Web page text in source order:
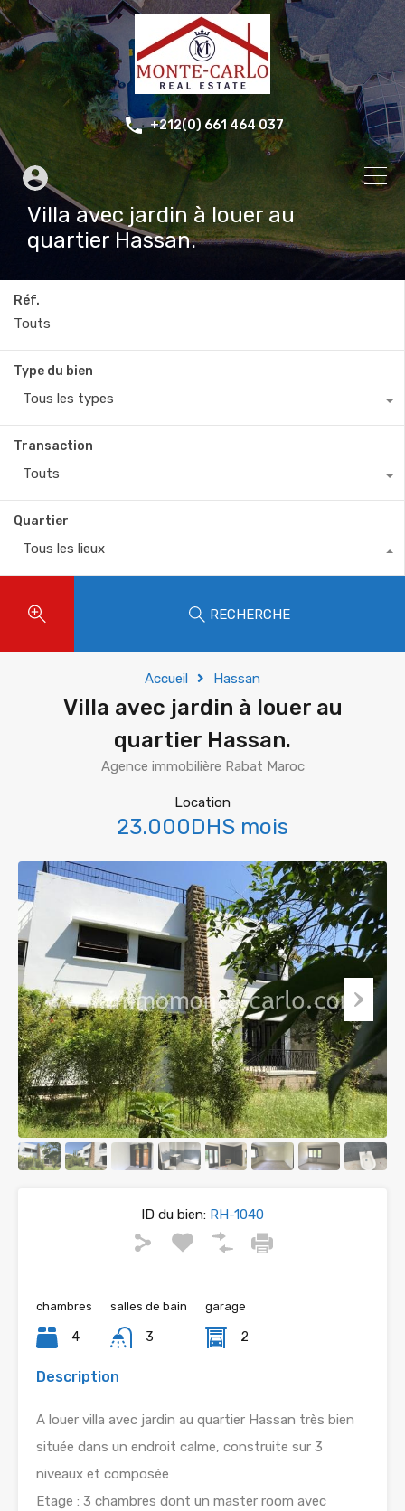
+212(0) 661 464 037
Villa avec jardin à louer au
quartier Hassan.
Réf.
Type du bien
Tous les types
Transaction
Touts
Quartier
Tous les lieux
RECHERCHE
Accueil Hassan
Villa avec jardin à louer au
quartier Hassan.
Agence immobilière Rabat Maroc
Location
23.000DHS mois
ID du bien: RH-1040
chambres
4
salles de bain
3
garage
2
Description
A louer villa avec jardin au quartier Hassan très bien
située dans un endroit calme, construite sur 3
niveaux et composée
Etage : 3 chambres dont un master room avec